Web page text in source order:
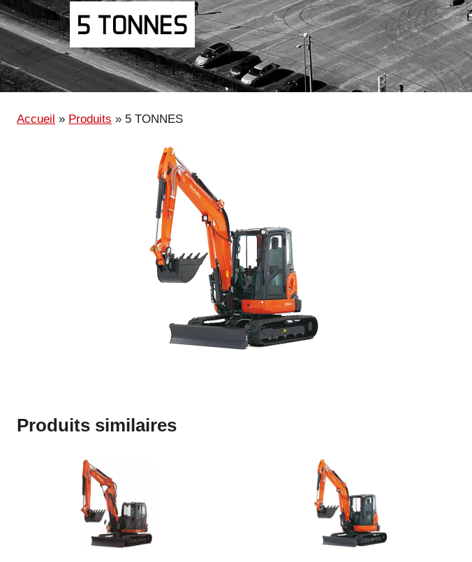
5 TONNES
Accueil » Produits » 5 TONNES
Produits similaires